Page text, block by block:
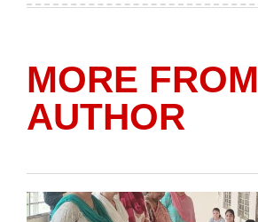
MORE FROM
AUTHOR